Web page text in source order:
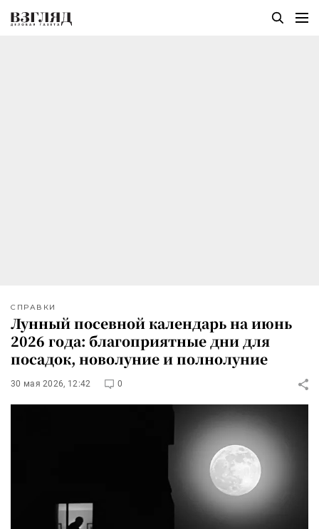
СПРАВКИ
Лунный посевной календарь на июнь
2026 года: благоприятные дни для
посадок, новолуние и полнолуние
30 мая 2026, 12:42 0